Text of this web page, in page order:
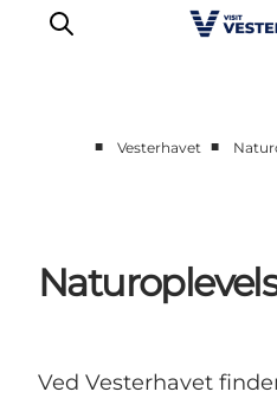
Vores Byer
Mad &
Planlæg din ferie
■ Vesterhavet ■
Ved Vesterhavet